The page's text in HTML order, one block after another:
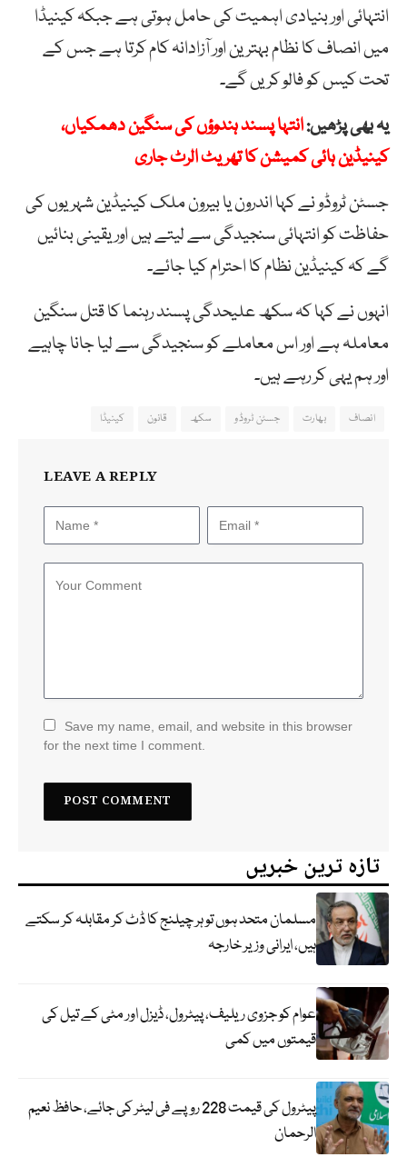
انتہائی اور بنیادی اہمیت کی حامل ہوتی ہے جبکہ کینیڈا
میں انصاف کا نظام بہترین اور آزادانہ کام کرتا ہے جس کے
تحت کیس کو فالو کریں گے۔
یہ بھی پڑھیں:انتہا پسند ہندوؤں کی سنگین دھمکیاں،
کینیڈین ہائی کمیشن کا تھریٹ الرٹ جاری
جسٹن ٹروڈو نے کہا اندرون یا بیرون ملک کینیڈین شہریوں کی
حفاظت کو انتہائی سنجیدگی سے لیتے ہیں اور یقینی بنائیں
گے کہ کینیڈین نظام کا احترام کیا جائے۔
انہوں نے کہا کہ سکھ علیحدگی پسند رہنما کا قتل سنگین
معاملہ ہے اور اس معاملے کو سنجیدگی سے لیا جانا چاہیے
اور ہم یہی کر رہے ہیں۔
انصاف بھارت جسٹن ٹروڈو سکھ قانون کینیڈا
LEAVE A REPLY
Save my name, email, and website in this browser
for the next time I comment.
تازہ ترین خبریں
مسلمان متحد ہوں تو ہر چیلنج کا ڈٹ کر مقابلہ کر سکتے
ہیں، ایرانی وزیر خارجہ
عوام کو جزوی ریلیف، پیٹرول، ڈیزل اور مٹی کے تیل کی
قیمتوں میں کمی
پیٹرول کی قیمت 228 روپے فی لیٹر کی جائے، حافظ نعیم
الرحمان